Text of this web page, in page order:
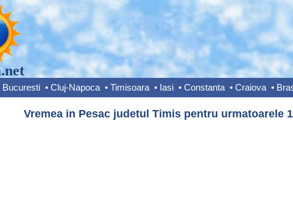
Bucuresti • Cluj-Napoca • Timisoara • Iasi • Constanta • Craiova •
Vremea in Pesac judetul Timis pentru urmatoarele